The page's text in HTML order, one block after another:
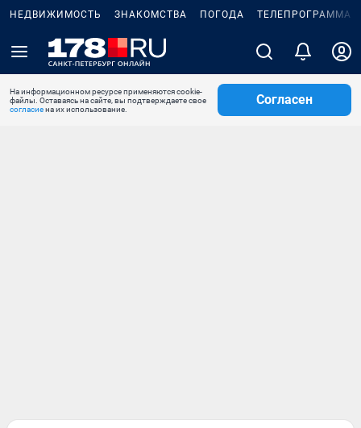
НЕДВИЖИМОСТЬ ЗНАКОМСТВА ПОГОДА ТЕЛЕПРОГРАММА
На информационном ресурсе применяются cookie-
файлы. Оставаясь на сайте, вы подтверждаете свое
согласиена их использование.
Согласен